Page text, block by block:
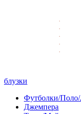
блузки
Футболки/
Джемпера